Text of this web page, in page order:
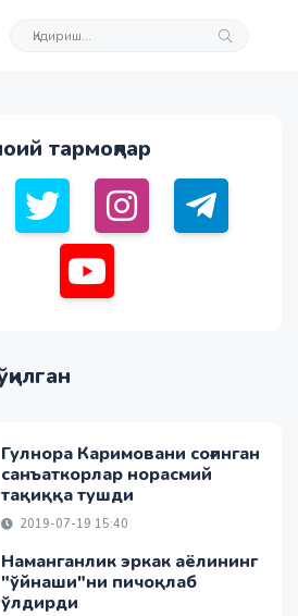
тармоқлар
Гулнора Каримовани соғинган
санъаткорлар норасмий
тақиққа тушди
2019-07-19 15:40
Наманганлик эркак аёлининг
"ўйнаши"ни пичоқлаб
ўлдирди